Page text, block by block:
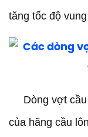
tăng tốc độ
Dòng vợt cầu
của hãng cầu